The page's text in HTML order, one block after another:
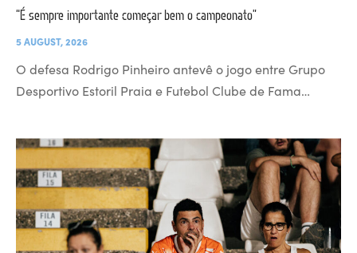
“É sempre importante começar bem o campeonato”
5 AUGUST, 2026
O defesa Rodrigo Pinheiro antevê o jogo entre Grupo
Desportivo Estoril Praia e Futebol Clube de Fama…